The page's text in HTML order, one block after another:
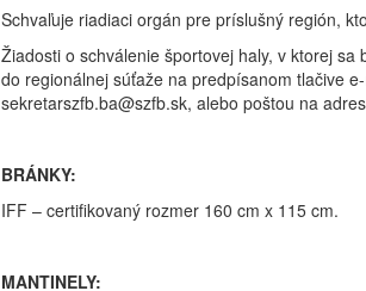
Schvaľuje riadiaci orgán pre príslušný región,
Žiadosti o schválenie športovej haly, v ktorej
do regionálnej súťaže na predpísanom tlačive
sekretarszfb.ba@szfb.sk, alebo poštou na
BRÁNKY:
IFF – certifikovaný rozmer 160 cm x 115 cm.
MANTINELY: